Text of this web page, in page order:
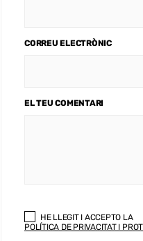
CORREU ELECTRÒNIC
EL TEU COMENTARI
HE LLEGIT I ACCEPTO LA
POLÍTICA DE PRIVACITAT I